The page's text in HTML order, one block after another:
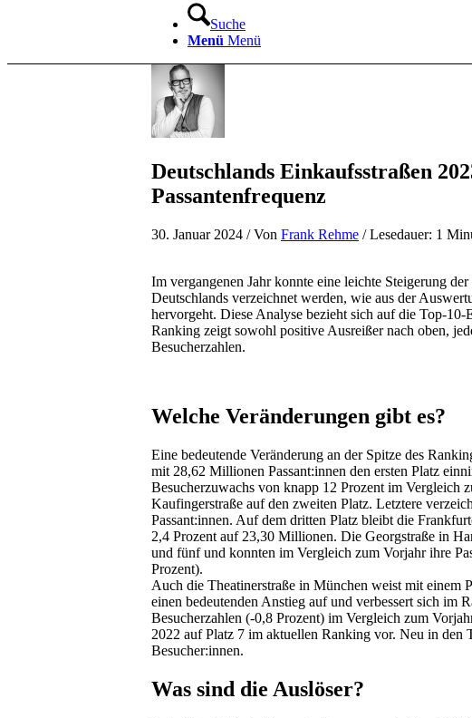
Suche
Menü Menü
Deutschlands Einkaufsstraßen
Passantenfrequenz
30. Januar 2024 / Von Frank Rehme / Lesedauer: 1
Im vergangenen Jahr konnte eine leichte Steigerung
Deutschlands verzeichnet werden, wie aus der
hervorgeht. Diese Analyse bezieht sich auf die Top-
Ranking zeigt sowohl positive Ausreißer nach oben,
Besucherzahlen.
Welche Veränderungen gibt es?
Eine bedeutende Veränderung an der Spitze des
mit 28,62 Millionen Passant:innen den ersten Platz
Besucherzuwachs von knapp 12 Prozent im Vergleich
Kaufingerstraße auf den zweiten Platz. Letztere
Passant:innen. Auf dem dritten Platz bleibt die
2,4 Prozent auf 23,30 Millionen. Die Georgstraße in
und fünf und konnten im Vergleich zum Vorjahr ihre
Prozent).
Auch die Theatinerstraße in München weist mit einem
einen bedeutenden Anstieg auf und verbessert sich im
Besucherzahlen (-0,8 Prozent) im Vergleich zum
2022 auf Platz 7 im aktuellen Ranking vor. Neu in
Besucher:innen.
Was sind die Auslöser?